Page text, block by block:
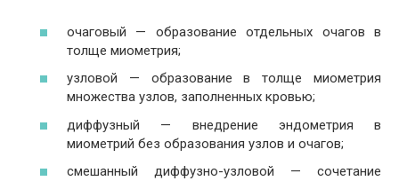
очаговый — образование отдельных очагов в
толще миометрия;
узловой — образование в толще миометрия
множества узлов, заполненных кровью;
диффузный — внедрение эндометрия в
миометрий без образования узлов и очагов;
смешанный диффузно-узловой — сочетание